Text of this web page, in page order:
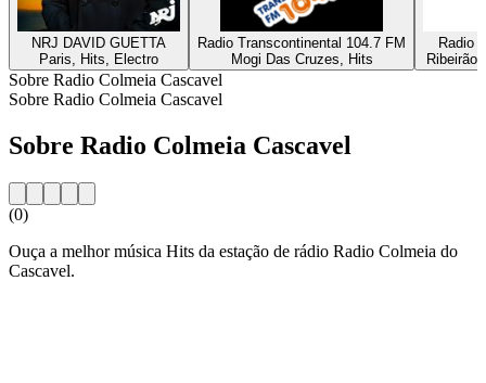
NRJ DAVID GUETTA
Paris, Hits, Electro
Radio Transcontinental 104.7 FM
Mogi Das Cruzes, Hits
Radio
Ribeirão
Sobre Radio Colmeia Cascavel
Sobre Radio Colmeia Cascavel
Sobre Radio Colmeia Cascavel
(0)
Ouça a melhor música Hits da estação de rádio Radio Colmeia do
Cascavel.